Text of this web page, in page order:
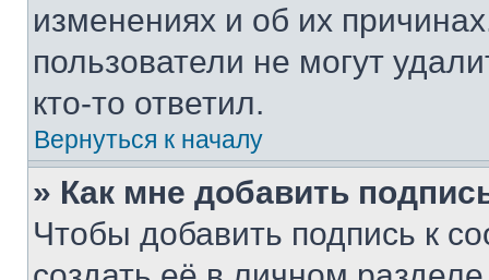
изменениях и об их
пользователи не могут
кто-то ответил.
Вернуться к началу
» Как мне добавить
Чтобы добавить подпись к